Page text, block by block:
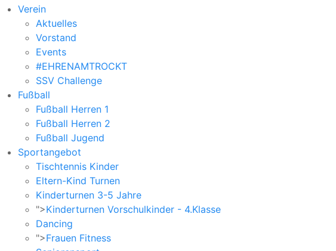
Verein
Aktuelles
Vorstand
Events
#EHRENAMTROCKT
SSV Challenge
Fußball
Fußball Herren 1
Fußball Herren 2
Fußball Jugend
Sportangebot
Tischtennis Kinder
Eltern-Kind Turnen
Kinderturnen 3-5 Jahre
">Kinderturnen Vorschulkinder - 4.Klasse
Dancing
">Frauen Fitness